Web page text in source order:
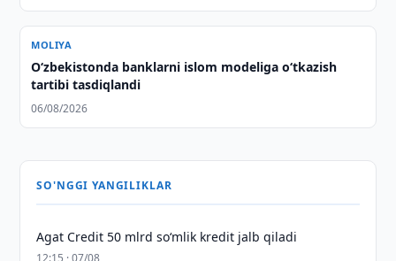
MOLIYA
O‘zbekistonda banklarni islom modeliga o‘tkazish
tartibi tasdiqlandi
06/08/2026
SO'NGGI YANGILIKLAR
Agat Credit 50 mlrd so‘mlik kredit jalb qiladi
12:15 · 07/08